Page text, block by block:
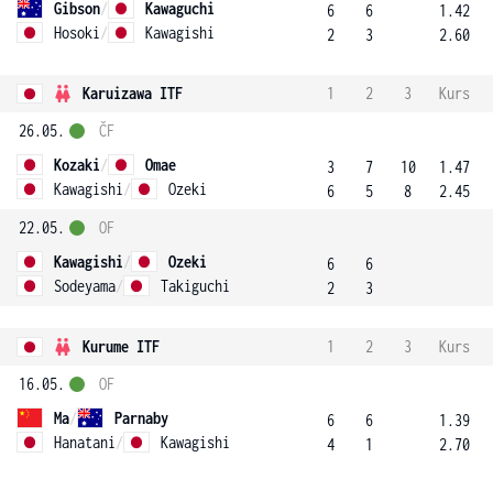
Gibson/
Kawaguchi
Hosoki / Kawagishi
6
2
6
3
1.42
2.60
Karuizawa ITF 1 2 3
Kurs
26.05.
Kozaki/
Omae
Kawagishi / Ozeki
ČF
3
6
7
5
10
8
1.47
2.45
22.05.
Kawagishi/
Ozeki
Sodeyama/ Takiguchi
OF
6
2
6
3
Kurume ITF 1 2 3
Kurs
16.05.
Ma/
Parnaby
Hanatani / Kawagishi
OF
6
4
6
1
1.39
2.70